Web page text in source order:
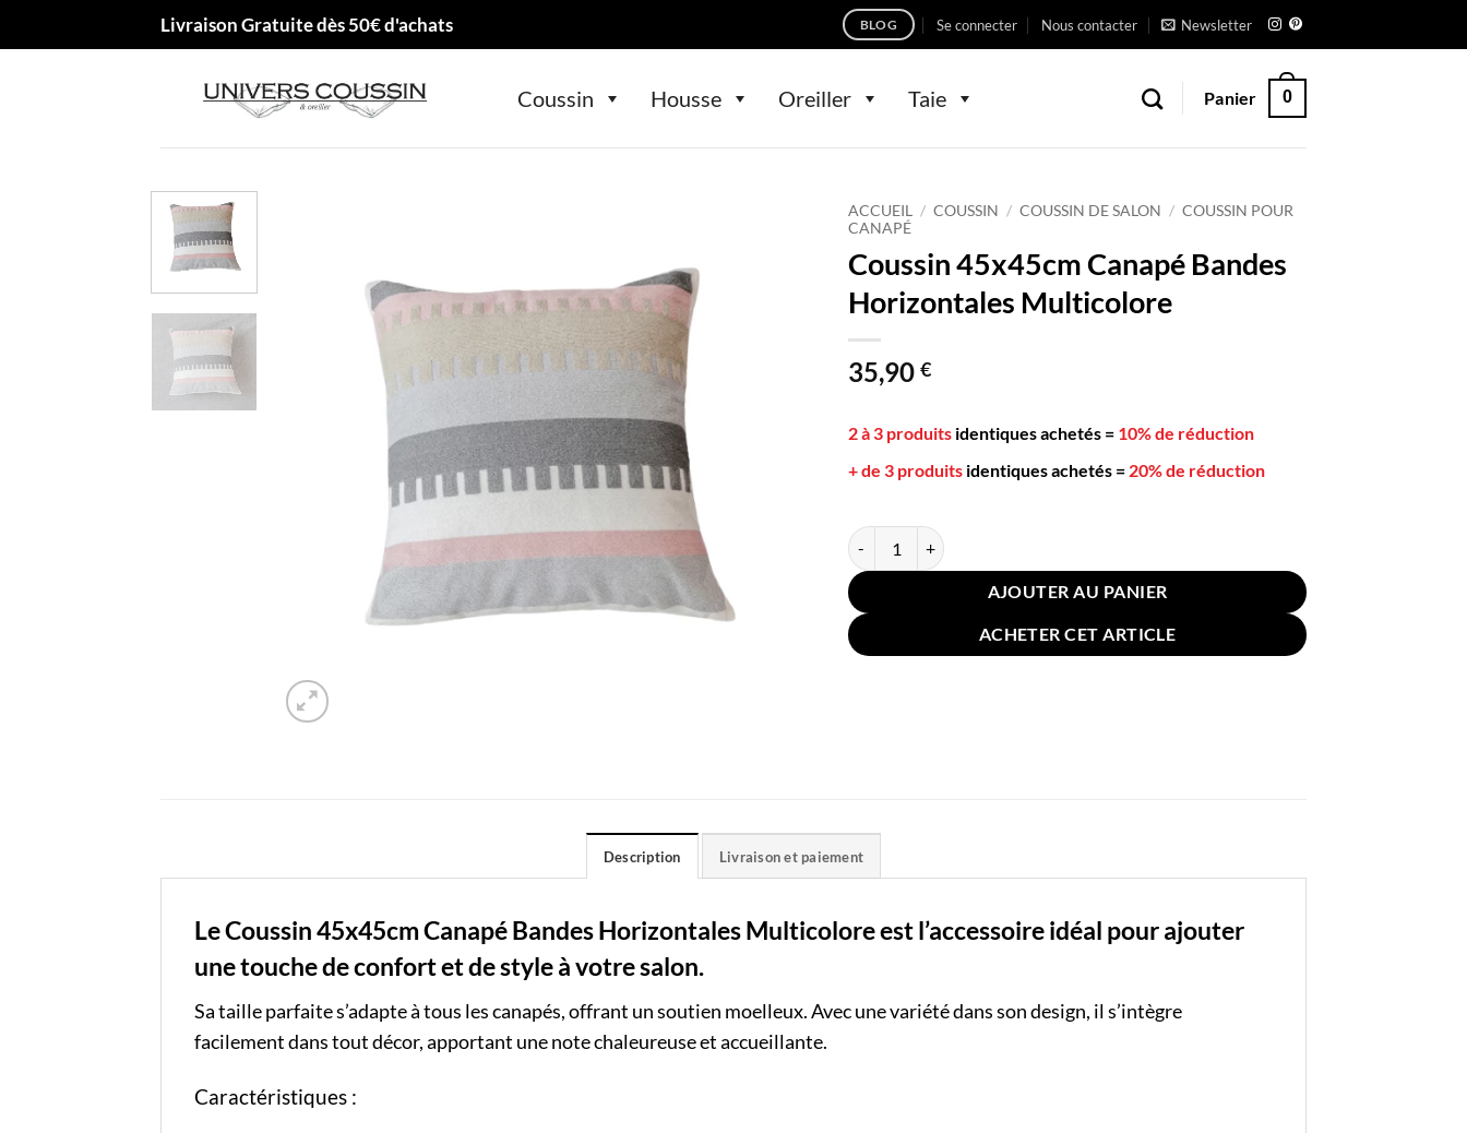
Livraison Gratuite dès 50€ d'achats BLOG Se connecter Nous contacter Newsletter
Coussin Housse Oreiller Taie Panier 0
ACCUEIL / COUSSIN / COUSSIN DE SALON / COUSSIN POUR
CANAPÉ
Coussin 45x45cm Canapé Bandes
Horizontales Multicolore
35,90 €
2 à 3 produits identiques achetés = 10% de réduction
+ de 3 produits identiques achetés = 20% de réduction
quantité de Coussin 45x45cm Canapé Bandes Horizontales Multicolore
AJOUTER AU PANIER
ACHETER CET ARTICLE
Description Livraison et paiement
Le Coussin 45x45cm Canapé Bandes Horizontales Multicolore est l’accessoire idéal pour ajouter
une touche de confort et de style à votre salon.
Sa taille parfaite s’adapte à tous les canapés, offrant un soutien moelleux. Avec une variété dans son design, il s’intègre
facilement dans tout décor, apportant une note chaleureuse et accueillante.
Caractéristiques :